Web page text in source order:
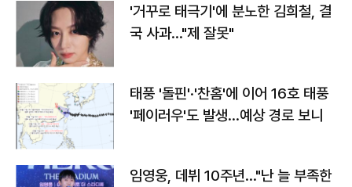
'거꾸로 태극기'에 분노한 김희철, 결
국 사과…"제 잘못"
태풍 '돌핀'·'찬홈'에 이어 16호 태풍
'페이러우'도 발생…예상 경로 보니
임영웅, 데뷔 10주년…"난 늘 부족한